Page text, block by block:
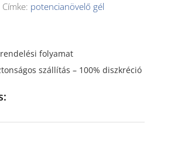
Címke: potencianövelő gél
folyamat
szállítás – 100% diszkréció